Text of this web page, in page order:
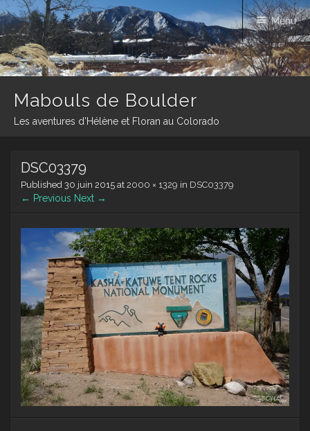
Mabouls de Boulder
Les aventures d'Hélène et Floran au Colorado
Menu
content
DSC03379
Published 30 juin 2015 at 2000 × 1329 in DSC03379
← Previous Next →